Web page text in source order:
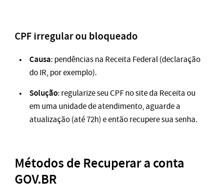
CPF irregular ou bloqueado
Causa: pendências na Receita Federal (declaração
do IR, por exemplo).
Solução: regularize seu CPF no site da Receita ou
em uma unidade de atendimento, aguarde a
atualização (até 72h) e então recupere sua senha.
Métodos de Recuperar a conta
GOV.BR